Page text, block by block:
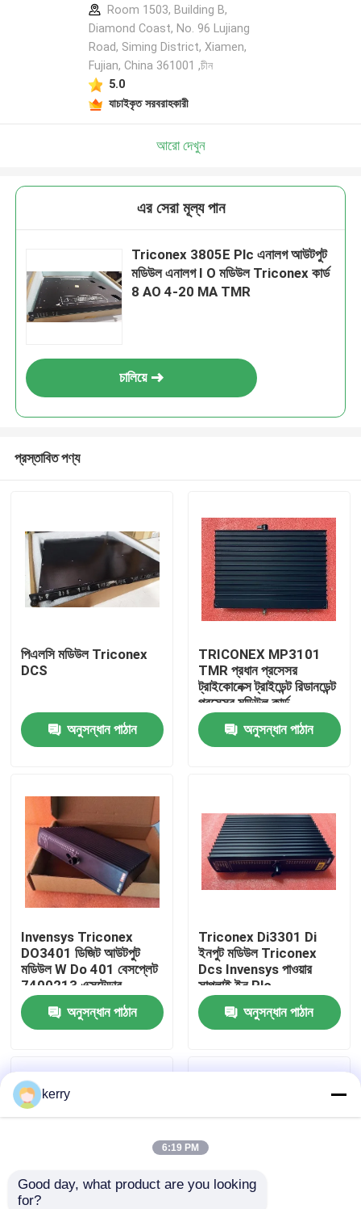
বাড়ি
ভিডিও
আমাদের সম্পর্কে
কারখানা ভ্রমণ
মান নিয়ন্ত্রণ
ব্লগ
ABB 800xa
Room 1503, Building B,
Diamond Coast, No. 96 Lujiang
Road, Siming District, Xiamen,
Fujian, China 361001 ,চীন
5.0
যাচাইকৃত সরবরাহকারী
আরো দেখুন
এর সেরা মূল্য পান
Triconex 3805E Plc এনালগ আউটপুট
মডিউল এনালগ I O মডিউল Triconex কার্ড
8 AO 4-20 MA TMR
চালিয়ে
প্রস্তাবিত পণ্য
পিএলসি মডিউল Triconex
DCS
অনুসন্ধান পাঠান
TRICONEX MP3101
TMR প্রধান প্রসেসর
ট্রাইকোনেক্স ট্রাইডেন্ট রিডানডেন্ট
প্রসেসর মডিউল কার্ড
অনুসন্ধান পাঠান
Invensys Triconex
DO3401 ডিজিট আউটপুট
মডিউল W Do 401 বেসপ্লেট
7400213 এক্সটেন্ডার
অনুসন্ধান পাঠান
Triconex Di3301 Di
ইনপুট মডিউল Triconex
Dcs Invensys পাওয়ার
সাপ্লাই ইন Plc
অনুসন্ধান পাঠান
kerry
6:19 PM
Good day, what product are you looking
for?